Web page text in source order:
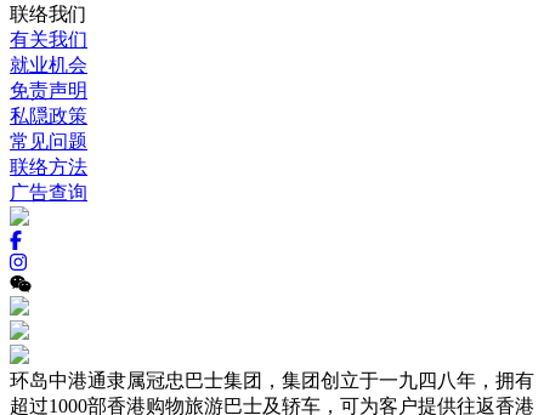
联络我们
有关我们
就业机会
免责声明
私隠政策
常见问题
联络方法
广告查询
环岛中港通隶属冠忠巴士集团，集团创立于一九四八年，拥有
超过1000部香港购物旅游巴士及轿车，可为客户提供往返香港